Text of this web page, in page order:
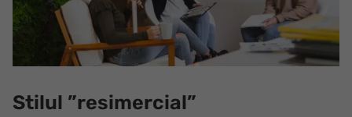
Stilul ”resimercial”